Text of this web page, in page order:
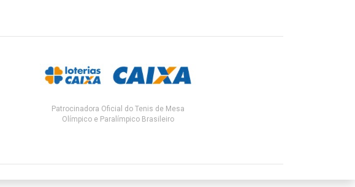
Patrocinadora Oficial do Tenis de Mesa
Olímpico e Paralímpico Brasileiro